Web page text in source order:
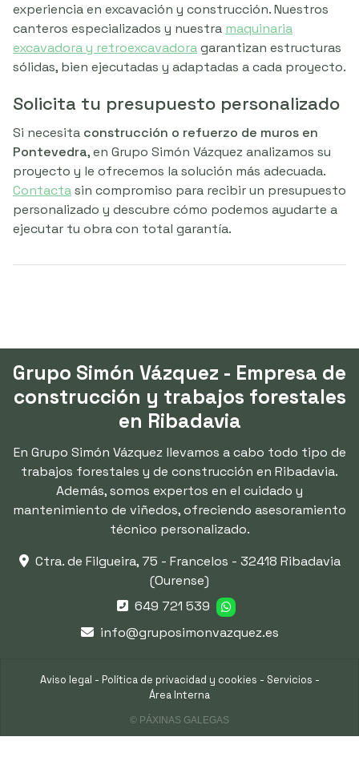
experiencia en excavación y construcción. Nuestros
canteros especializados y nuestra maquinaria
excavadora y retroexcavadoragarantizan estructuras
sólidas, bien ejecutadas y adaptadas a cada proyecto.
Solicita tu presupuesto personalizado
Si necesita construcción o refuerzo de muros en
Pontevedra, en Grupo Simón Vázquez analizamos su
proyecto y le ofrecemos la solución más adecuada.
Contactasin compromiso para recibir un presupuesto
personalizado y descubre cómo podemos ayudarte a
ejecutar tu obra con total garantía.
Grupo Simón Vázquez - Empresa de
construcción y trabajos forestales
en Ribadavia
En Grupo Simón Vázquez llevamos a cabo todo tipo de
trabajos forestales y de construcción en Ribadavia.
Además, somos expertos en el cuidado y
mantenimiento de viñedos, ofreciendo asesoramiento
técnico personalizado.
Ctra. de Filgueira, 75 - Francelos - 32418 Ribadavia
(Ourense)
649 721 539
info@gruposimonvazquez.es
Aviso legal - Política de privacidad y cookies - Servicios -
Área Interna
© PÁXINAS GALEGAS